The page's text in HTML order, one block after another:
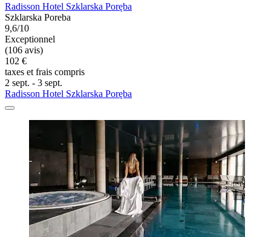
Radisson Hotel Szklarska Poręba
Szklarska Poreba
9,6/10
Exceptionnel
(106 avis)
102 €
taxes et frais compris
2 sept. - 3 sept.
Radisson Hotel Szklarska Poręba